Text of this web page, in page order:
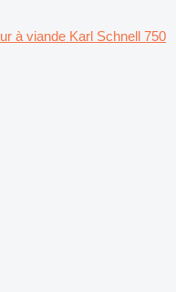
à viande Karl Schnell 750